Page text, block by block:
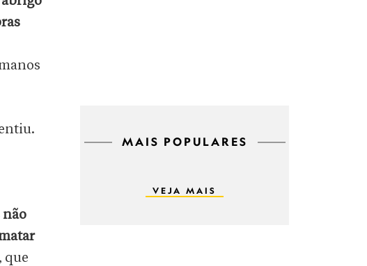
que
MAIS POPULARES
VEJA MAIS